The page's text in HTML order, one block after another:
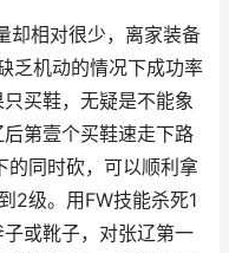
相对很少，离家装备
乏机动的情况下成功率
买鞋，无疑是不能象
第壹个买鞋速走下路
的同时砍，可以顺利拿
2级。用FW技能杀死1
或靴子，对张辽第一